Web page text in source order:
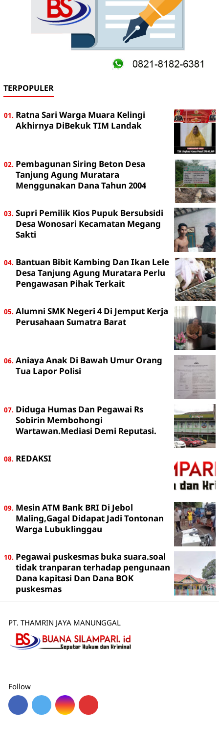
TERPOPULER
Ratna Sari Warga Muara Kelingi
Akhirnya DiBekuk TIM Landak
Pembagunan Siring Beton Desa
Tanjung Agung Muratara
Menggunakan Dana Tahun 2004
Supri Pemilik Kios Pupuk Bersubsidi
Desa Wonosari Kecamatan Megang
Sakti
Bantuan Bibit Kambing Dan Ikan Lele
Desa Tanjung Agung Muratara Perlu
Pengawasan Pihak Terkait
Alumni SMK Negeri 4 Di Jemput Kerja
Perusahaan Sumatra Barat
Aniaya Anak Di Bawah Umur Orang
Tua Lapor Polisi
Diduga Humas Dan Pegawai Rs
Sobirin Membohongi
Wartawan.Mediasi Demi Reputasi.
REDAKSI
Mesin ATM Bank BRI Di Jebol
Maling,Gagal Didapat Jadi Tontonan
Warga Lubuklinggau
Pegawai puskesmas buka suara.soal
tidak tranparan terhadap pengunaan
Dana kapitasi Dan Dana BOK
puskesmas
PT. THAMRIN JAYA MANUNGGAL
Follow